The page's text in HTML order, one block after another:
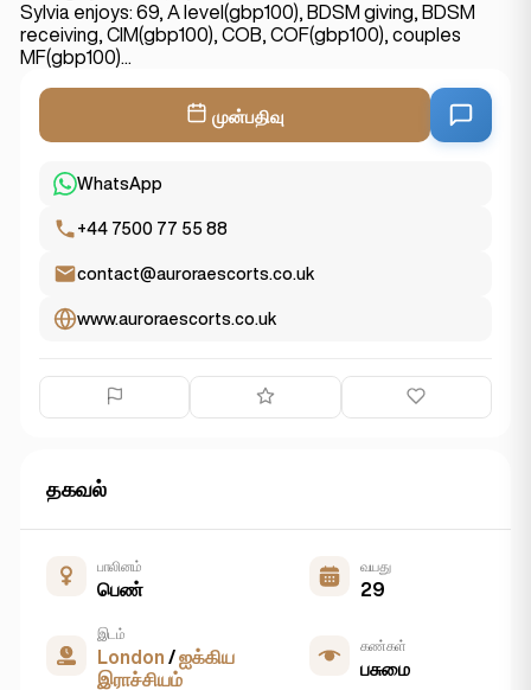
Sylvia enjoys: 69, A level(gbp100), BDSM giving, BDSM
receiving, CIM(gbp100), COB, COF(gbp100), couples
MF(gbp100)...
முன்பதிவு
WhatsApp
+44 7500 77 55 88
contact@auroraescorts.co.uk
www.auroraescorts.co.uk
தகவல்
பாலினம்
பெண்
வயது
29
இடம்
London /ஐக்கிய
இராச்சியம்
கண்கள்
பசுமை